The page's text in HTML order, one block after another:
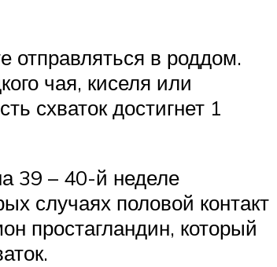
отправляться в роддом.
чая, киселя или
схваток достигнет 1
39 – 40-й неделе
случаях половой контакт
простагландин, который